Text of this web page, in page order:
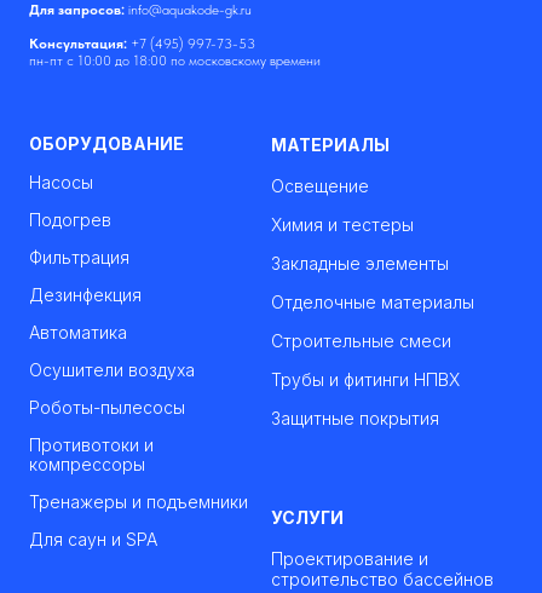
Для запросов: info@aquakode-gk.ru
Консультация: +7 (495) 997-73-53
пн-пт с 10:00 до 18:00 по московскому времени
ОБОРУДОВАНИЕ
Насосы
Подогрев
Фильтрация
Дезинфекция
Автоматика
Осушители воздуха
Роботы-пылесосы
Противотоки и
компрессоры
Тренажеры и подъемники
Для саун и SPA
МАТЕРИАЛЫ
Освещение
Химия и тестеры
Закладные элементы
Отделочные материалы
Строительные смеси
Трубы и фитинги НПВХ
Защитные покрытия
УСЛУГИ
Проектирование и
строительство бассейнов